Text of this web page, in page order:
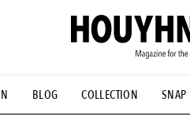
BLOG COLLECTION SNAP
#古着サミット #NEW VINTAGE
IT #AH.H #ととけん